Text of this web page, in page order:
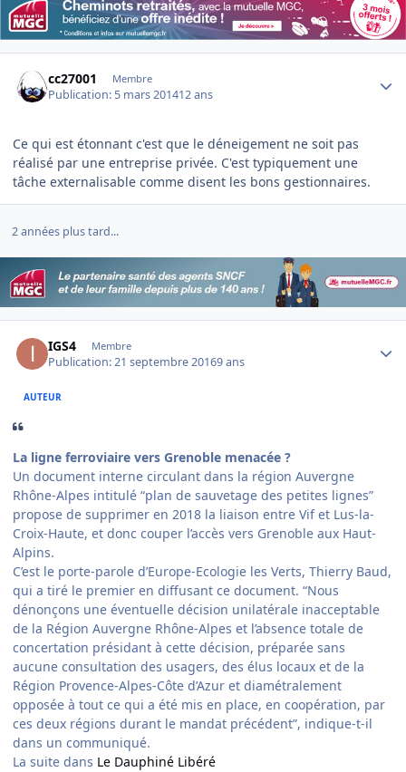
cc27001 Membre
Publication: 5 mars 201412 ans
Ce qui est étonnant c'est que le déneigement ne soit pas
réalisé par une entreprise privée. C'est typiquement une
tâche externalisable comme disent les bons gestionnaires.
2 années plus tard...
IGS4 Membre
Publication:21 septembre 20169 ans
AUTEUR
La ligne ferroviaire vers Grenoble menacée ?
Un document interne circulant dans la région Auvergne
Rhône-Alpes intitulé “plan de sauvetage des petites lignes”
propose de supprimer en 2018 la liaison entre Vif et Lus-la-
Croix-Haute, et donc couper l’accès vers Grenoble aux Haut-
Alpins.
C’est le porte-parole d’Europe-Ecologie les Verts, Thierry Baud,
qui a tiré le premier en diffusant ce document. “Nous
dénonçons une éventuelle décision unilatérale inacceptable
de la Région Auvergne Rhône-Alpes et l’absence totale de
concertation présidant à cette décision, préparée sans
aucune consultation des usagers, des élus locaux et de la
Région Provence-Alpes-Côte d’Azur et diamétralement
opposée à tout ce qui a été mis en place, en coopération, par
ces deux régions durant le mandat précédent”, indique-t-il
dans un communiqué.
La suite dans Le Dauphiné Libéré